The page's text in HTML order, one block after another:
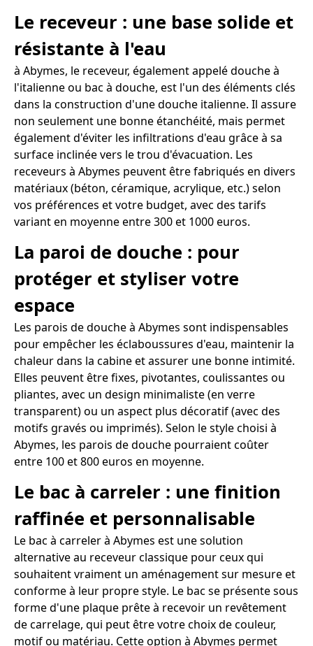
Le receveur : une base solide et
résistante à l'eau
à Abymes, le receveur, également appelé douche à
l'italienne ou bac à douche, est l'un des éléments clés
dans la construction d'une douche italienne. Il assure
non seulement une bonne étanchéité, mais permet
également d'éviter les infiltrations d'eau grâce à sa
surface inclinée vers le trou d'évacuation. Les
receveurs à Abymes peuvent être fabriqués en divers
matériaux (béton, céramique, acrylique, etc.) selon
vos préférences et votre budget, avec des tarifs
variant en moyenne entre 300 et 1000 euros.
La paroi de douche : pour
protéger et styliser votre
espace
Les parois de douche à Abymes sont indispensables
pour empêcher les éclaboussures d'eau, maintenir la
chaleur dans la cabine et assurer une bonne intimité.
Elles peuvent être fixes, pivotantes, coulissantes ou
pliantes, avec un design minimaliste (en verre
transparent) ou un aspect plus décoratif (avec des
motifs gravés ou imprimés). Selon le style choisi à
Abymes, les parois de douche pourraient coûter
entre 100 et 800 euros en moyenne.
Le bac à carreler : une finition
raffinée et personnalisable
Le bac à carreler à Abymes est une solution
alternative au receveur classique pour ceux qui
souhaitent vraiment un aménagement sur mesure et
conforme à leur propre style. Le bac se présente sous
forme d'une plaque prête à recevoir un revêtement
de carrelage, qui peut être votre choix de couleur,
motif ou matériau. Cette option à Abymes permet